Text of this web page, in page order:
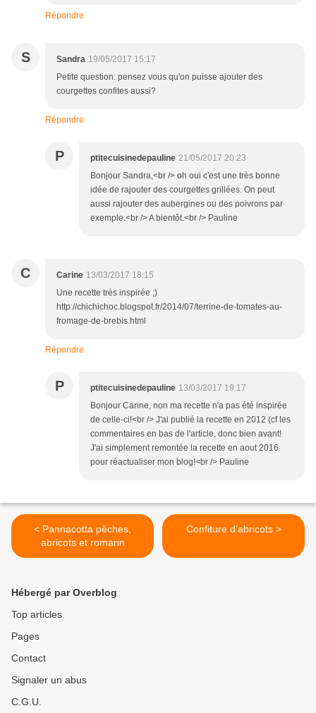
Répondre
S Sandra 19/05/2017 15:17
Petite question: pensez vous qu'on puisse ajouter des
courgettes confites aussi?
Répondre
P ptitecuisinedepauline 21/05/2017 20:23
Bonjour Sandra,<br /> oh oui c'est une très bonne
idée de rajouter des courgettes grillées. On peut
aussi rajouter des aubergines ou des poivrons par
exemple.<br /> A bientôt.<br /> Pauline
C Carine 13/03/2017 18:15
Une recette très inspirée ;)
http://chichichoc.blogspot.fr/2014/07/terrine-de-tomates-au-
fromage-de-brebis.html
Répondre
P ptitecuisinedepauline 13/03/2017 19:17
Bonjour Carine, non ma recette n'a pas été inspirée
de celle-ci!<br /> J'ai publié la recette en 2012 (cf les
commentaires en bas de l'article, donc bien avant!
J'ai simplement remontée la recette en aout 2016
pour réactualiser mon blog!<br /> Pauline
< Pannacotta pêches,
abricots et romarin
Confiture d’abricots >
Hébergé par Overblog
Top articles
Pages
Contact
Signaler un abus
C.G.U.